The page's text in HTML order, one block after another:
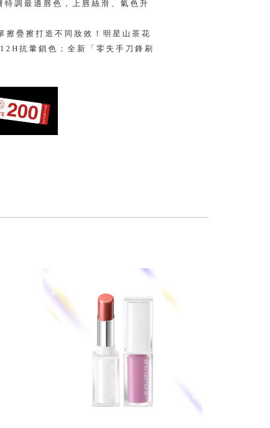
調最適唇色，上唇絲滑、氣色升
疊擦打造不同妝效！明星山茶花
抗暈鎖色；全新「零失手刀鋒刷